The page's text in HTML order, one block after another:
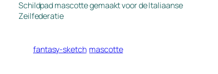
Schildpad mascotte gemaakt voor de Italiaanse
Zeilfederatie
fantasy-sketch mascotte